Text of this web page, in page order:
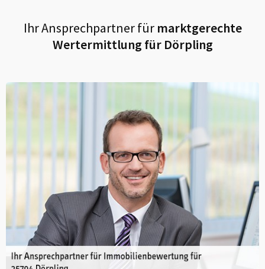
Ihr Ansprechpartner fürmarktgerechte
Wertermittlung für Dörpling